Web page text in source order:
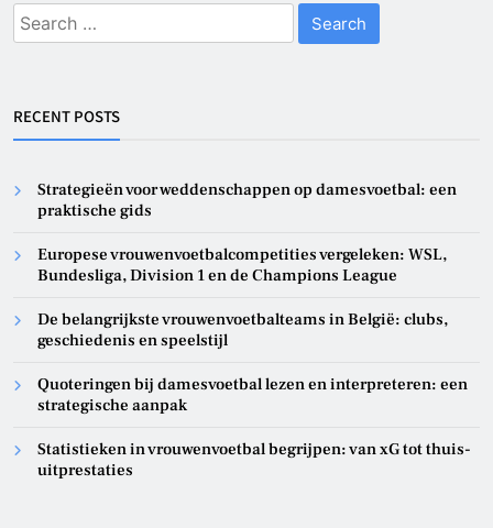
Search
for:
RECENT POSTS
Strategieën voor weddenschappen op damesvoetbal: een
praktische gids
Europese vrouwenvoetbalcompetities vergeleken: WSL,
Bundesliga, Division 1 en de Champions League
De belangrijkste vrouwenvoetbalteams in België: clubs,
geschiedenis en speelstijl
Quoteringen bij damesvoetbal lezen en interpreteren: een
strategische aanpak
Statistieken in vrouwenvoetbal begrijpen: van xG tot thuis-
uitprestaties